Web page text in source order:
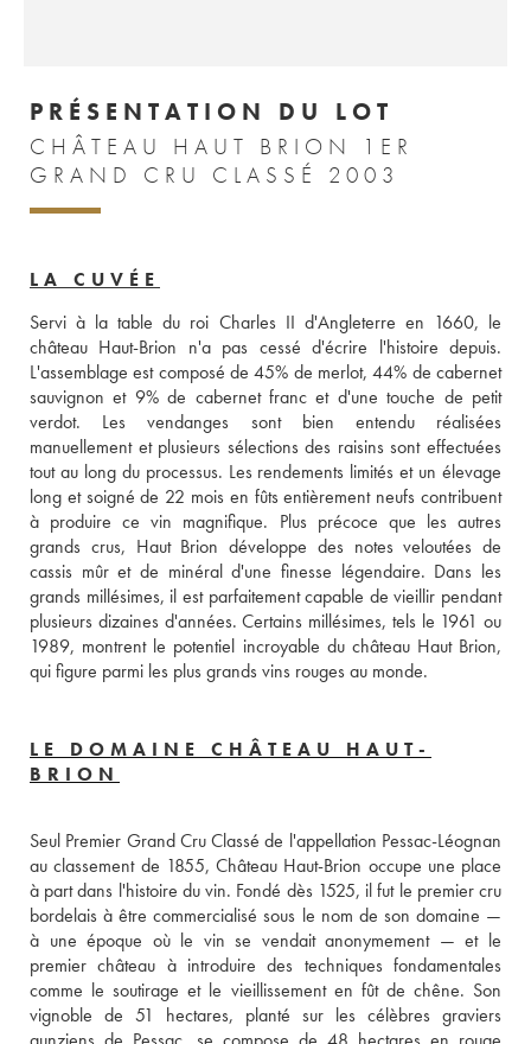
PRÉSENTATION DU LOT
CHÂTEAU HAUT BRION 1ER
GRAND CRU CLASSÉ 2003
LA CUVÉE
Servi à la table du roi Charles II d'Angleterre en 1660, le
château Haut-Brion n'a pas cessé d'écrire l'histoire depuis.
L'assemblage est composé de 45% de merlot, 44% de cabernet
sauvignon et 9% de cabernet franc et d'une touche de petit
verdot. Les vendanges sont bien entendu réalisées
manuellement et plusieurs sélections des raisins sont effectuées
tout au long du processus. Les rendements limités et un élevage
long et soigné de 22 mois en fûts entièrement neufs contribuent
à produire ce vin magnifique. Plus précoce que les autres
grands crus, Haut Brion développe des notes veloutées de
cassis mûr et de minéral d'une finesse légendaire. Dans les
grands millésimes, il est parfaitement capable de vieillir pendant
plusieurs dizaines d'années. Certains millésimes, tels le 1961 ou
1989, montrent le potentiel incroyable du château Haut Brion,
qui figure parmi les plus grands vins rouges au monde.
LE DOMAINE CHÂTEAU HAUT-
BRION
Seul Premier Grand Cru Classé de l'appellation Pessac-Léognan
au classement de 1855, Château Haut-Brion occupe une place
à part dans l'histoire du vin. Fondé dès 1525, il fut le premier cru
bordelais à être commercialisé sous le nom de son domaine —
à une époque où le vin se vendait anonymement — et le
premier château à introduire des techniques fondamentales
comme le soutirage et le vieillissement en fût de chêne. Son
vignoble de 51 hectares, planté sur les célèbres graviers